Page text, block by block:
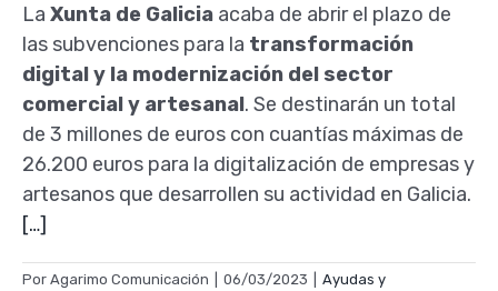
La Xunta de Galicia acaba de abrir el plazo de
las subvenciones para la transformación
digital y la modernización del sector
comercial y artesanal. Se destinarán un total
de 3 millones de euros con cuantías máximas de
26.200 euros para la digitalización de empresas y
artesanos que desarrollen su actividad en Galicia.
[…]
Por Agarimo Comunicación 06/03/2023
Ayudas y